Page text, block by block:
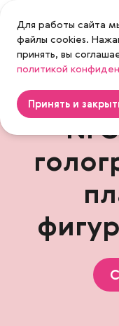
Magenta
Для работы сайта
файлы cookies.
принять, вы
политикой
Принять и